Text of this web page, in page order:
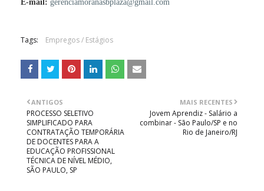
E-mail: gerenciamoranasbplaza@gmail.com
Tags: Empregos / Estágios
MAIS RECENTES
Jovem Aprendiz - Salário a
combinar - São Paulo/SP e no
Rio de Janeiro/RJ
ANTIGOS
PROCESSO SELETIVO
SIMPLIFICADO PARA
CONTRATAÇÃO TEMPORÁRIA
DE DOCENTES PARA A
EDUCAÇÃO PROFISSIONAL
TÉCNICA DE NÍVEL MÉDIO,
SÃO PAULO, SP